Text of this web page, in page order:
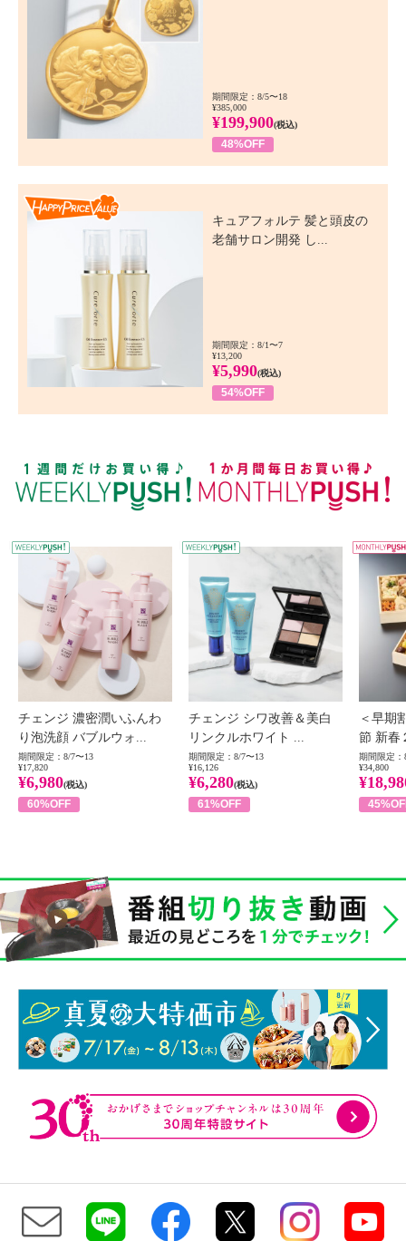
期間限定：8/5〜18
¥385,000
¥199,900(税込)
48%OFF
キュアフォルテ 髪と頭皮の
老舗サロン開発 し...
期間限定：8/1〜7
¥13,200
¥5,990(税込)
54%OFF
WEEKLY PUSH
チェンジ 濃密潤いふんわ
り泡洗顔 バブルウォ...
期間限定：8/7〜13
¥17,820
¥6,980(税込)
60%OFF
チェンジ シワ改善＆美白
リンクルホワイト ...
期間限定：8/7〜13
¥16,126
¥6,280(税込)
61%OFF
＜早期
節 新春
期間限定：
¥34,800